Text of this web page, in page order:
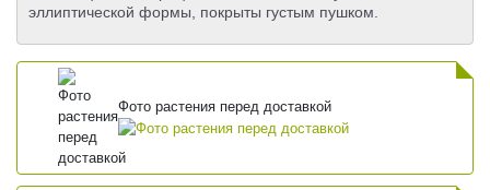
эллиптической формы, покрыты густым пушком.
Фото растения перед доставкой